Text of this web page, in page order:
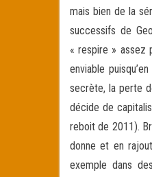
mais bien de la
successifs de
« respire » assez
enviable
secrète, la perte
décide de
reboit de 2011).
donne et en
exemple dans